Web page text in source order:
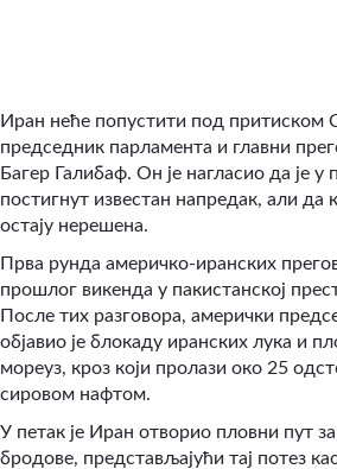
Иран неће попустити под притиском
председник парламента и главни
Багер Галибаф. Он је нагласио да је у
постигнут известан напредак, али
остају нерешена.
Прва рунда америчко-иранских
прошлог викенда у пакистанској
После тих разговора, амерички
објавио је блокаду иранских лука и
мореуз, кроз који пролази око 25
сировом нафтом.
У петак је Иран отворио пловни пут
бродове, представљајући тај потез